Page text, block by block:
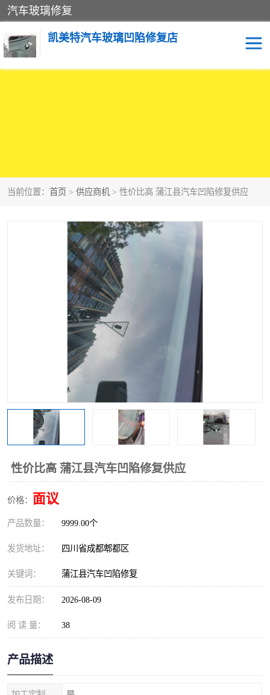
汽车玻璃修复
凯美特汽车玻璃凹陷修复店
当前位置： 首页 > 供应商机 > 性价比高 蒲江县汽车凹陷修复供应
性价比高 蒲江县汽车凹陷修复供应
价格： 面议
产品数量： 9999.00个
发货地址： 四川省成都郫都区
关键词： 蒲江县汽车凹陷修复
发布日期： 2026-08-09
阅 读 量： 38
产品描述